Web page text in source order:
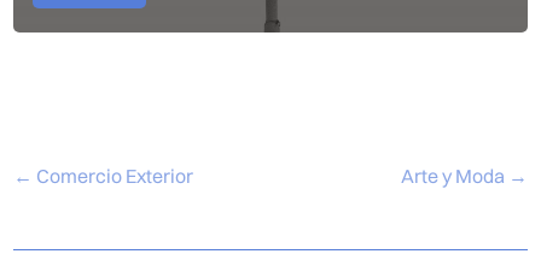
← Comercio Exterior Arte y Moda →